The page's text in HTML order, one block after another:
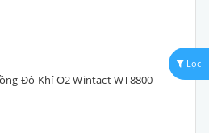
Độ Khí O2 Wintact WT8800
Lọc